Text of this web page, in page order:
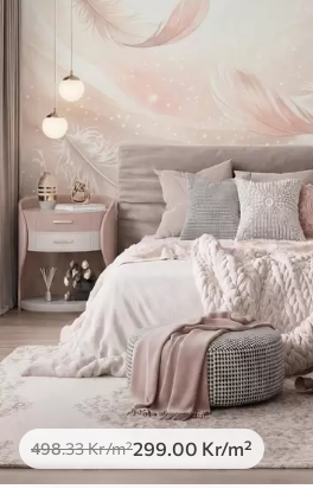
498.33Kr/m²299.00 Kr/m²